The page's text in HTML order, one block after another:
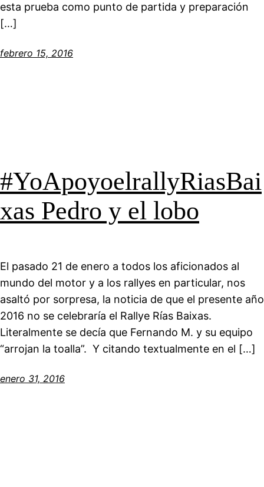
esta prueba como punto de partida y preparación
[…]
febrero 15, 2016
‪#‎YoApoyoelrallyRiasBai
xas‬ Pedro y el lobo
El pasado 21 de enero a todos los aficionados al
mundo del motor y a los rallyes en particular, nos
asaltó por sorpresa, la noticia de que el presente año
2016 no se celebraría el Rallye Rías Baixas.
Literalmente se decía que Fernando M. y su equipo
“arrojan la toalla”. Y citando textualmente en el […]
enero 31, 2016